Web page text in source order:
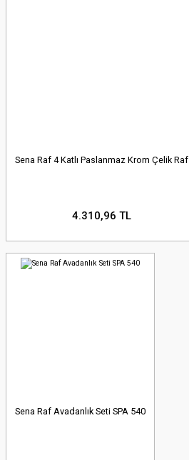
Sena Raf 4 Katlı Paslanmaz Krom Çelik Raf
4.310,96 TL
Sena Raf Avadanlık Seti SPA 540